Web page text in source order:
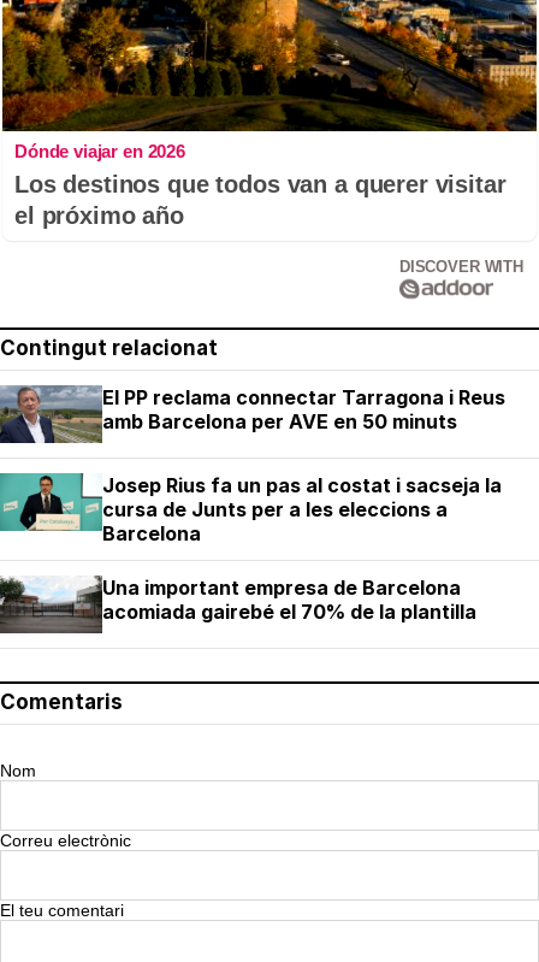
Dónde viajar en 2026
Los destinos que todos van a querer visitar
el próximo año
DISCOVER WITH
Contingut relacionat
El PP reclama connectar Tarragona i Reus
amb Barcelona per AVE en 50 minuts
Josep Rius fa un pas al costat i sacseja la
cursa de Junts per a les eleccions a
Barcelona
Una important empresa de Barcelona
acomiada gairebé el 70% de la plantilla
Comentaris
Nom
Correu electrònic
El teu comentari